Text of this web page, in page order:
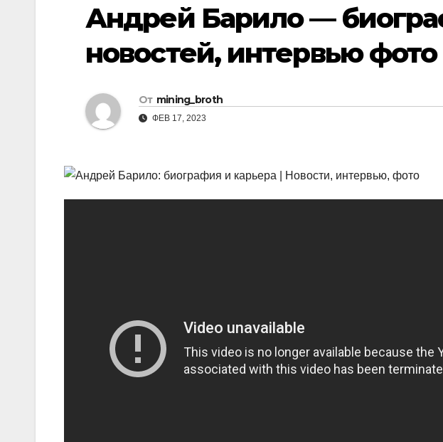
Андрей Барило —
новостей, интервью фото
От mining_broth
ФЕВ 17, 2023